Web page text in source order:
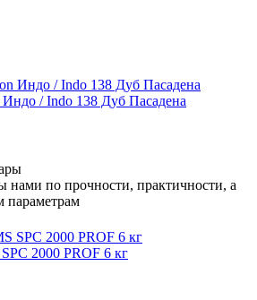
/ Indo 138 Дуб Пасадена
нами по прочности, практичности, а
параметрам
2000 PROF 6 кг